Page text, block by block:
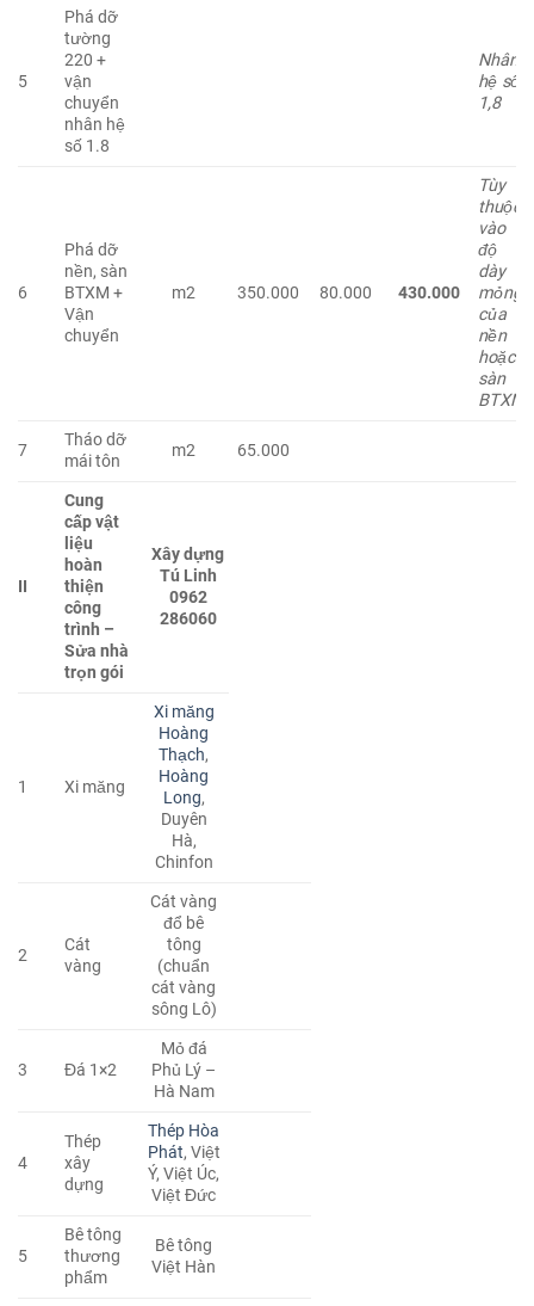
5
Phá dỡ
tường
220 +
vận
chuyển
nhân hệ
số 1.8
Nhân
hệ số
1,8
6
Phá dỡ
nền, sàn
BTXM +
Vận
chuyển
m2 350.000 80.000 430.000
Tùy
thuộc
vào
độ
dày
mỏng
của
nền
hoặc
sàn
BTXM
7
Tháo dỡ
mái tôn
m2 65.000
II
Cung
cấp vật
liệu
hoàn
thiện
công
trình –
Sửa nhà
trọn gói
Xây dựng
Tú Linh
0962
286060
1 Xi măng
Xi măng
Hoàng
Thạch,
Hoàng
Long,
Duyên
Hà,
Chinfon
2
Cát
vàng
Cát vàng
đổ bê
tông
(chuẩn
cát vàng
sông Lô)
3 Đá 1×2
Mỏ đá
Phủ Lý –
Hà Nam
4
Thép
xây
dựng
Thép Hòa
Phát, Việt
Ý, Việt Úc,
Việt Đức
5
Bê tông
thương
phẩm
Bê tông
Việt Hàn